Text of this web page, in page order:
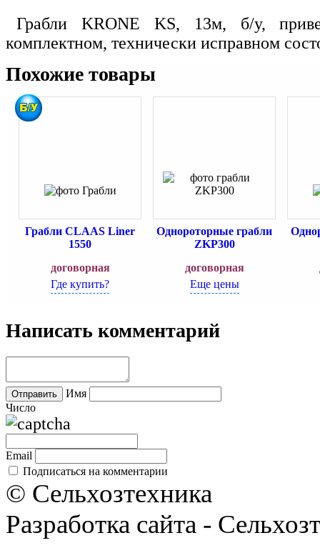
Грабли KRONE KS, 13м, б/у,
комплектном, технически исправном
Похожие товары
Грабли CLAAS Liner
1550
договорная
Где купить?
Однороторные грабли
ZKP300
договорная
Еще цены
Написать комментарий
Имя
Число
Email
Подписаться на комментарии
© Сельхозтехника
Разработка сайта -